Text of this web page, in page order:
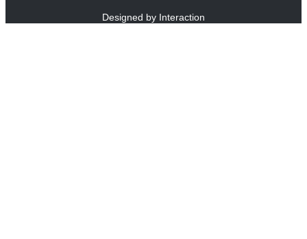
Designed by Interaction